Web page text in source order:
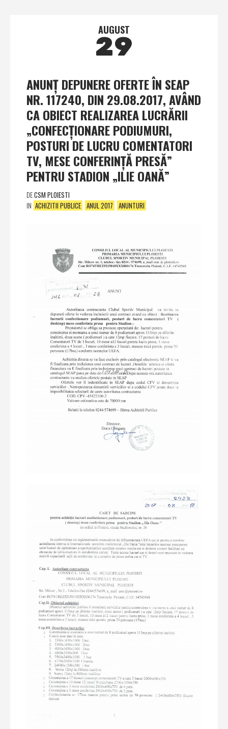
AUGUST
29
ANUNŢ DEPUNERE OFERTE ÎN SEAP
NR. 117240, DIN 29.08.2017, AVÂND
CA OBIECT REALIZAREA LUCRĂRII
„CONFECŢIONARE PODIUMURI,
POSTURI DE LUCRU COMENTATORI
TV, MESE CONFERINŢĂ PRESĂ”
PENTRU STADION „ILIE OANĂ”
DECSM PLOIESTI
IN ACHIZITII PUBLICE ANUL 2017 ANUNTURI